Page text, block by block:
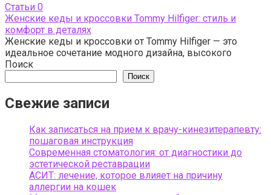
Статьи 0
Женские кеды и кроссовки Tommy Hilfiger: стиль и
комфорт в деталях
Женские кеды и кроссовки от Tommy Hilfiger — это
идеальное сочетание модного дизайна, высокого
Поиск
Поиск
Свежие записи
Как записаться на прием к врачу-кинезитерапевту:
пошаговая инструкция
Современная стоматология: от диагностики до
эстетической реставрации
АСИТ: лечение, которое влияет на причину
аллергии на кошек